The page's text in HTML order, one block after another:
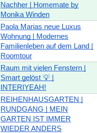
Nachher | Homemate by
Monika Winden
Paola Marias neue Luxus
Wohnung | Modernes
Familienleben auf dem Land |
Roomtour
Raum mit vielen Fenstern |
Smart gelöst 💡 |
INTERIYEAH!
REIHENHAUSGARTEN |
RUNDGANG | MEIN
GARTEN IST IMMER
WIEDER ANDERS